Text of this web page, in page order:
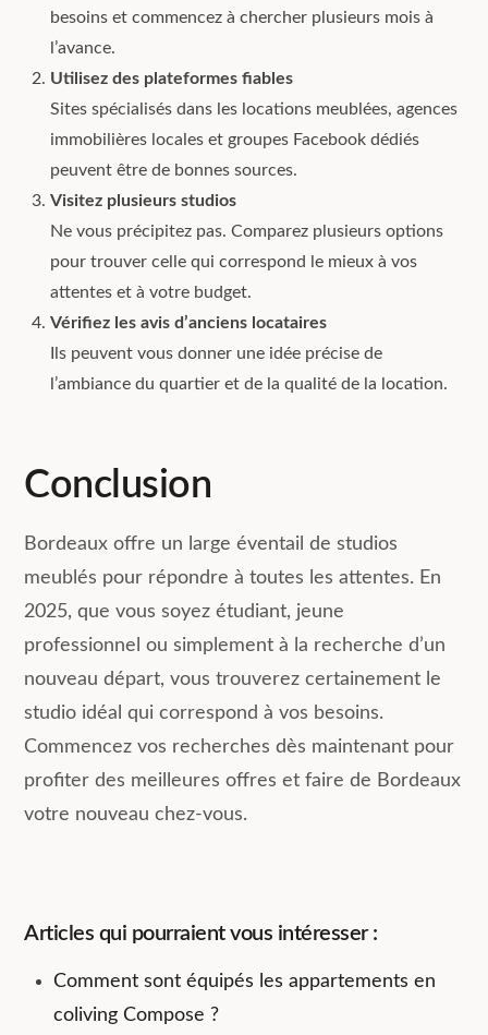
besoins et commencez à chercher plusieurs mois à
l’avance.
Utilisez des plateformes fiables
Sites spécialisés dans les locations meublées, agences
immobilières locales et groupes Facebook dédiés
peuvent être de bonnes sources.
Visitez plusieurs studios
Ne vous précipitez pas. Comparez plusieurs options
pour trouver celle qui correspond le mieux à vos
attentes et à votre budget.
Vérifiez les avis d’anciens locataires
Ils peuvent vous donner une idée précise de
l’ambiance du quartier et de la qualité de la location.
Conclusion
Bordeaux offre un large éventail de studios
meublés pour répondre à toutes les attentes. En
2025, que vous soyez étudiant, jeune
professionnel ou simplement à la recherche d’un
nouveau départ, vous trouverez certainement le
studio idéal qui correspond à vos besoins.
Commencez vos recherches dès maintenant pour
profiter des meilleures offres et faire de Bordeaux
votre nouveau chez-vous.
Articles qui pourraient vous intéresser :
Comment sont équipés les appartements en
coliving Compose ?